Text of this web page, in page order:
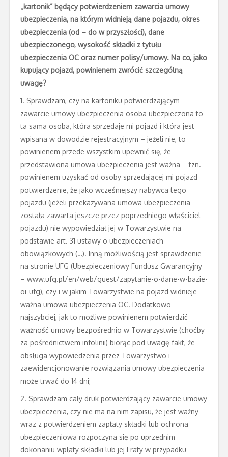
„kartonik” będący potwierdzeniem zawarcia umowy
ubezpieczenia, na którym widnieją dane pojazdu, okres
ubezpieczenia (od – do w przyszłości), dane
ubezpieczonego, wysokość składki z tytułu
ubezpieczenia OC oraz numer polisy/umowy. Na co, jako
kupujący pojazd, powinienem zwrócić szczególną
uwagę?
1. Sprawdzam, czy na kartoniku potwierdzającym
zawarcie umowy ubezpieczenia osoba ubezpieczona to
ta sama osoba, która sprzedaje mi pojazd i która jest
wpisana w dowodzie rejestracyjnym – jeżeli nie, to
powinienem przede wszystkim upewnić się, że
przedstawiona umowa ubezpieczenia jest ważna – tzn.
powinienem uzyskać od osoby sprzedającej mi pojazd
potwierdzenie, że jako wcześniejszy nabywca tego
pojazdu (jeżeli przekazywana umowa ubezpieczenia
została zawarta jeszcze przez poprzedniego właściciel
pojazdu) nie wypowiedział jej w Towarzystwie na
podstawie art. 31 ustawy o ubezpieczeniach
obowiązkowych (…). Inną możliwością jest sprawdzenie
na stronie UFG (Ubezpieczeniowy Fundusz Gwarancyjny
– www.ufg.pl/en/web/guest/zapytanie-o-dane-w-bazie-
oi-ufg), czy i w jakim Towarzystwie na pojazd widnieje
ważna umowa ubezpieczenia OC. Dodatkowo
najszybciej, jak to możliwe powinienem potwierdzić
ważność umowy bezpośrednio w Towarzystwie (choćby
za pośrednictwem infolinii) biorąc pod uwagę fakt, że
obsługa wypowiedzenia przez Towarzystwo i
zaewidencjonowanie rozwiązania umowy ubezpieczenia
może trwać do 14 dni;
2. Sprawdzam cały druk potwierdzający zawarcie umowy
ubezpieczenia, czy nie ma na nim zapisu, że jest ważny
wraz z potwierdzeniem zapłaty składki lub ochrona
ubezpieczeniowa rozpoczyna się po uprzednim
dokonaniu wpłaty składki lub jej I raty w przypadku